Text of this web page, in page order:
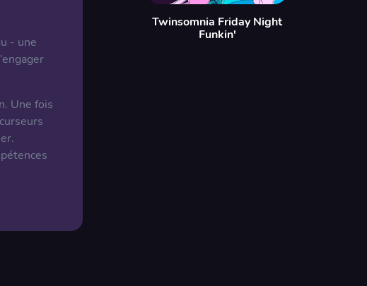
- une
Une fois
Twinsomnia Friday Night
Funkin'